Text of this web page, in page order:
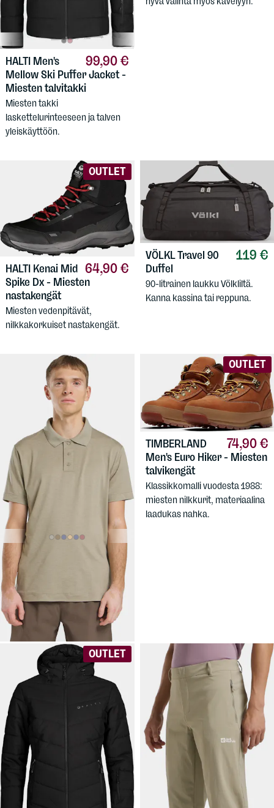
99,90 €
HALTI Men's
Mellow Ski Puffer Jacket -
Miesten talvitakki
Miesten takki
laskettelurinteeseen ja talven
yleiskäyttöön.
OUTLET
64,90 €
HALTI Kenai Mid
Spike Dx - Miesten
nastakengät
Miesten vedenpitävät,
nilkkakorkuiset nastakengät.
119 €
VÖLKLTravel 90
Duffel
90-litrainen laukku Völkliltä.
Kanna kassina tai reppuna.
39,90 €
JACK
WOLFSKIN
Men's Travel
Polo
Joustava, tekninen pikeepaita
miehille.
OUTLET
74,90 €
TIMBERLAND
Men's Euro Hiker - Miesten
talvikengät
Klassikkomalli vuodesta 1988:
miesten nilkkurit, materiaalina
laadukas nahka.
OUTLET